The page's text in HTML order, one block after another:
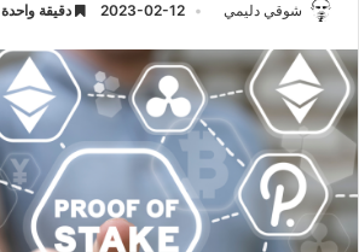
شوقي دليمي 2023-02-12 دقيقة واحدة